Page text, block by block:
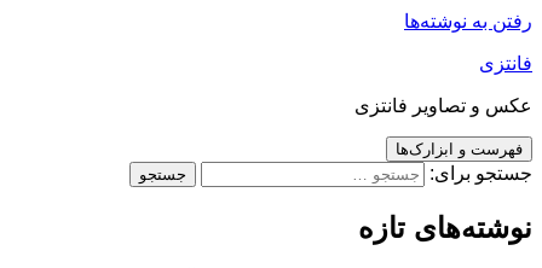
رفتن به نوشته‌ها
فانتزی
عکس و تصاویر فانتزی
فهرست و ابزارک‌ها
جستجو برای:
نوشته‌های تازه